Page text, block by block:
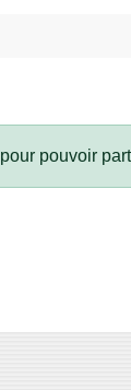
pour pouvoir